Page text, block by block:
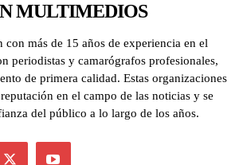
MULTIMEDIOS
más de 15 años de experiencia en el
periodistas y camarógrafos profesionales,
de primera calidad. Estas organizaciones
en el campo de las noticias y se
del público a lo largo de los años.